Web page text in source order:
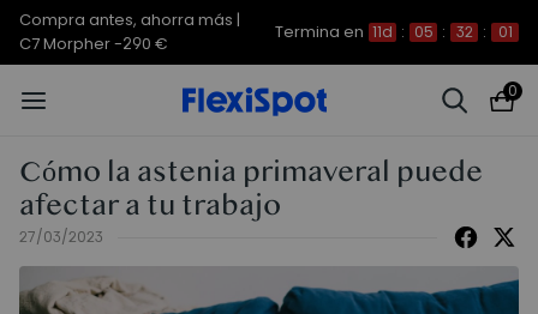
Compra antes, ahorra más |
C7 Morpher -290 €
Termina en 11d : 05 : 32 : 01
0
Cómo la astenia primaveral puede
afectar a tu trabajo
27/03/2023